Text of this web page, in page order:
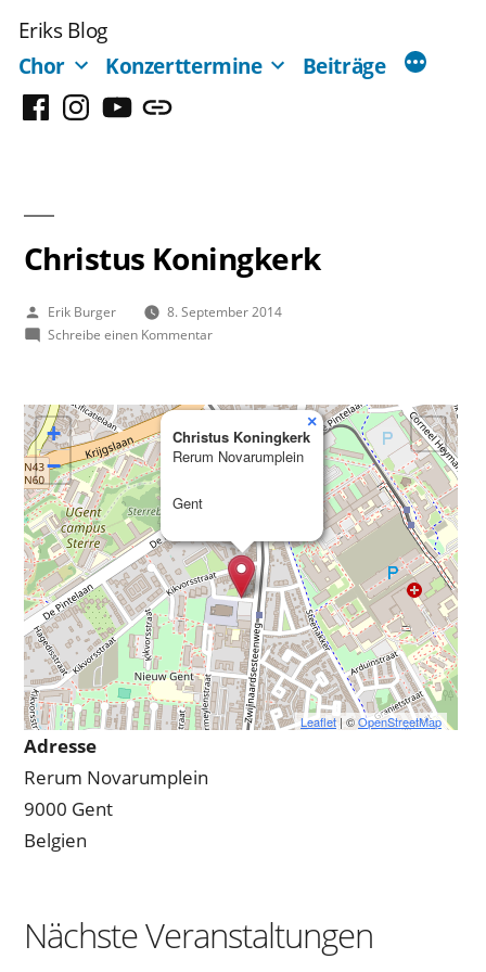
Inhalt
springen
Eriks Blog
Chor
Konzerttermine Beiträge
FacebookInstagram
YouTubeMastodon
Christus Koningkerk
Veröffentlicht
von
Erik Burger
8. September 2014
Schreibe einen Kommentarzu
Christus Koningkerk
Rerum Novarumplein
Gent
×
+
−
Leaflet| ©OpenStreetMap
Adresse
Rerum Novarumplein
9000 Gent
Belgien
Nächste Veranstaltungen